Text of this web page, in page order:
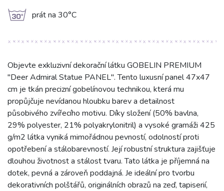
g prát na 30°C
Objevte exkluzivní dekorační látku GOBELIN PREMIUM
"Deer Admiral Statue PANEL". Tento luxusní panel 47x47
cm je tkán precizní gobelínovou technikou, která mu
propůjčuje nevídanou hloubku barev a detailnost
působivého zvířecího motivu. Díky složení (50% bavlna,
29% polyester, 21% polyakrylonitril) a vysoké gramáži 425
g/m2 látka vyniká mimořádnou pevností, odolností proti
opotřebení a stálobarevností. Její robustní struktura zajišťuje
dlouhou životnost a stálost tvaru. Tato látka je příjemná na
dotek, pevná a zároveň poddajná. Je ideální pro tvorbu
dekorativních polštářů, originálních obrazů na zeď, tapiserií,